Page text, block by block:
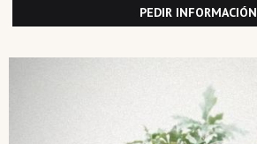
PEDIR INFORMACIÓN